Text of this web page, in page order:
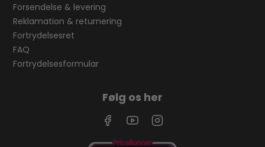
Forsendelse & levering
Reklamation & returnering
Fortrydelsesret
FAQ
Fortrydelsesformular
Følg os her